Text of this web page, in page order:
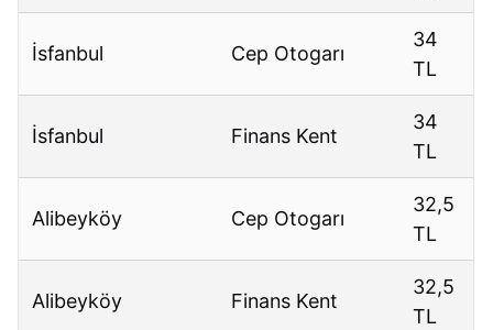
İsfanbul Cep Otogarı
34
TL
İsfanbul Finans Kent
34
TL
Alibeyköy Cep Otogarı
32,5
TL
Alibeyköy Finans Kent
32,5
TL